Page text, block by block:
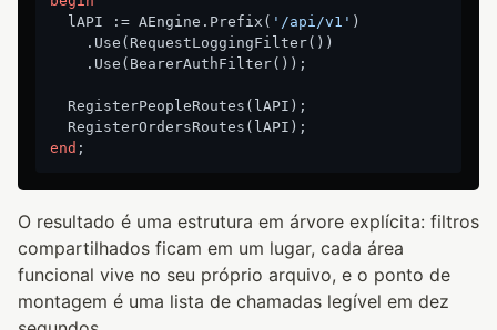
  lAPI := AEngine.Prefix(
'/api/v1' )
end
O resultado é uma estrutura em árvore explícita: filtros
compartilhados ficam em um lugar, cada área
funcional vive no seu próprio arquivo, e o ponto de
montagem é uma lista de chamadas legível em dez